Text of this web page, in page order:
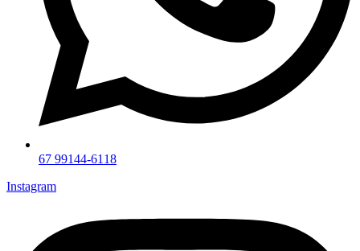
67 99144-6118
Instagram